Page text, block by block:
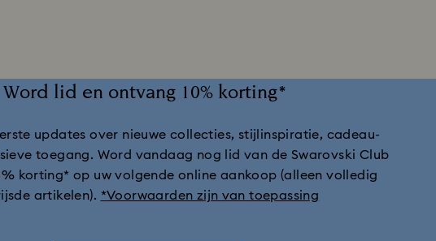
Word lid en ontvang 10% korting*
updates over nieuwe collecties, stijlinspiratie, cadeau-
toegang. Word vandaag nog lid van de Swarovski Club
korting* op uw volgende online aankoop (alleen volledig
artikelen). *Voorwaarden zijn van toepassing